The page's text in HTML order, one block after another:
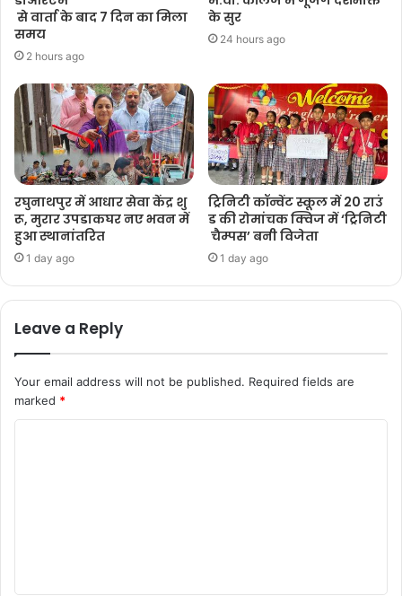
से वार्ता के बाद 7 दिन का मिला
समय
2 hours ago
के सुर
24 hours ago
रघुनाथपुर में आधार सेवा केंद्र शु
रू, मुरार उपडाकघर नए भवन में
हुआ स्थानांतरित
1 day ago
ट्रिनिटी कॉन्वेंट स्कूल में 20 राउं
ड की रोमांचक क्विज में ‘ट्रिनिटी
चैम्पस’ बनी विजेता
1 day ago
Leave a Reply
Your email address will not be published. Required fields are
marked *